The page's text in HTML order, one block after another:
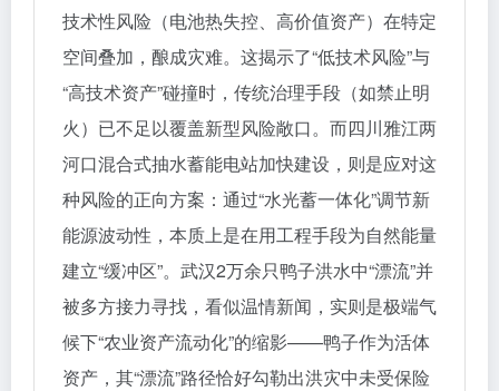
技术性风险（电池热失控、高价值资产）在特定
空间叠加，酿成灾难。这揭示了“低技术风险”与
“高技术资产”碰撞时，传统治理手段（如禁止明
火）已不足以覆盖新型风险敞口。而四川雅江两
河口混合式抽水蓄能电站加快建设，则是应对这
种风险的正向方案：通过“水光蓄一体化”调节新
能源波动性，本质上是在用工程手段为自然能量
建立“缓冲区”。武汉2万余只鸭子洪水中“漂流”并
被多方接力寻找，看似温情新闻，实则是极端气
候下“农业资产流动化”的缩影——鸭子作为活体
资产，其“漂流”路径恰好勾勒出洪灾中未受保险